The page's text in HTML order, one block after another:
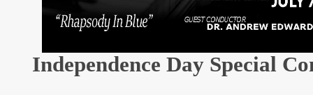
Independence Day Special